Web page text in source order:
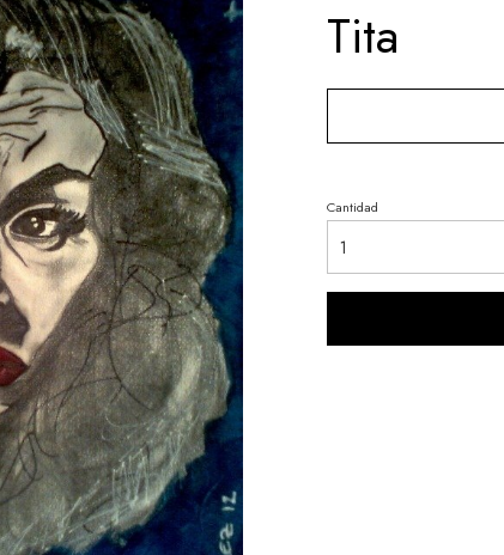
Tita
Cantidad